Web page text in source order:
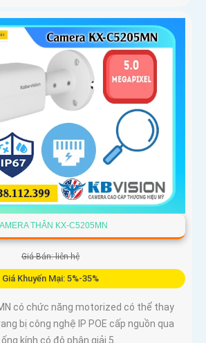
THÂN KX-C5205MN
Giá Bán: liên hệ
Giá Khuyến Mại: 5%-35%
có chức năng motorized có thể thay
bị công nghệ IP POE cấp nguồn qua
kính có độ phân giải 5